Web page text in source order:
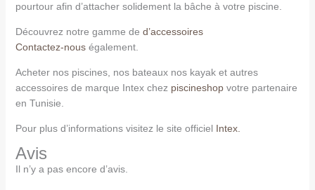
pourtour afin d’attacher solidement la bâche à votre piscine.
Découvrez notre gamme de d’accessoires
Contactez-nouségalement.
Acheter nos piscines, nos bateaux nos kayak et autres
accessoires de marque Intex chez piscineshopvotre partenaire
en Tunisie.
Pour plus d’informations visitez le site officiel Intex.
Avis
Il n’y a pas encore d’avis.